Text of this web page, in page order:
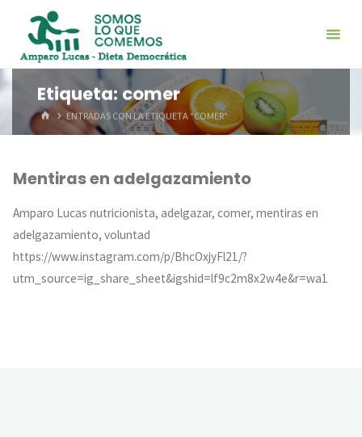
contenido
Etiqueta: comer
INICIOENTRADAS CON LA ETIQUETA "COMER"
Mentiras en adelgazamiento
Amparo Lucas nutricionista, adelgazar, comer, mentiras en
adelgazamiento, voluntad
https://www.instagram.com/p/BhcOxjyFl21/?
utm_source=ig_share_sheet&igshid=lf9c2m8x2w4e&r=wa1